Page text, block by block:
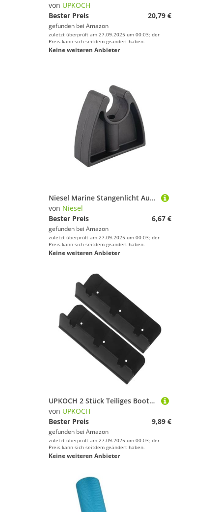
von UPKOCH
Bester Preis
20,79 €
gefunden bei Amazon
zuletzt überprüft am 27.09.2025 um 00:03; der
Preis kann sich seitdem geändert haben.
Keine weiteren Anbieter
Niesel Marine Stangenlicht Aufbewahrungsklammern - Schwarz Boot Pole Light Halterung - Halter Für Haken Organisation Deck Wand Marine Schiff Dock Taschenlampe
von Niesel
Bester Preis
6,67 €
gefunden bei Amazon
zuletzt überprüft am 27.09.2025 um 00:03; der
Preis kann sich seitdem geändert haben.
Keine weiteren Anbieter
UPKOCH 2 Stück Teiliges Bootssitz Haken aus Robustem Kunststoff Einfache Montage Schwarzer Sitzhaken für Aufblasbare Boote Gummiboot Zubehör zur Sicheren Befestigung und Stabilisierung
von UPKOCH
Bester Preis
9,89 €
gefunden bei Amazon
zuletzt überprüft am 27.09.2025 um 00:03; der
Preis kann sich seitdem geändert haben.
Keine weiteren Anbieter